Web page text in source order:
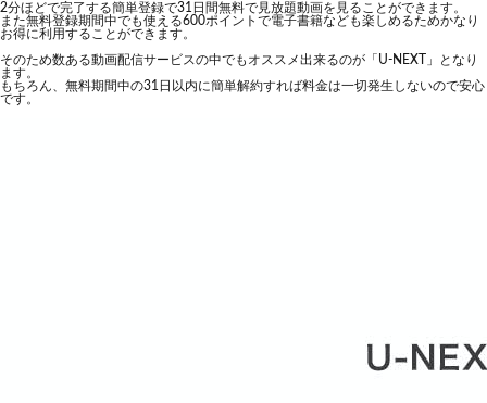
2分ほどで完了する簡単登録で31日間無料で見放題動画を見ることができます。
また無料登録期間中でも使える600ポイントで電子書籍なども楽しめるためかなり
お得に利用することができます。
そのため数ある動画配信サービスの中でもオススメ出来るのが「U-NEXT」となり
ます。
もちろん、無料期間中の31日以内に簡単解約すれば料金は一切発生しないので安心
です。